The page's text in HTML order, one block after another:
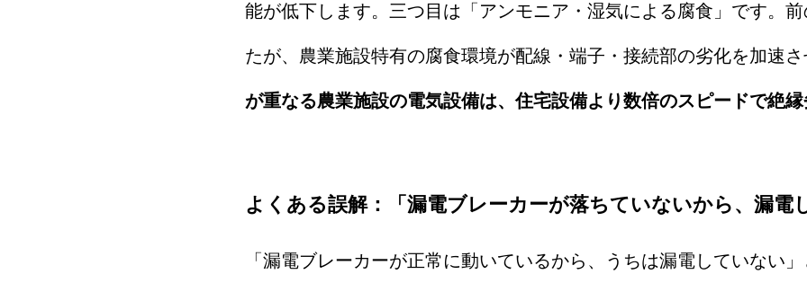
能が低下します。三つ目は「アンモニア・湿気による腐食」です。
たが、農業施設特有の腐食環境が配線・端子・接続部の劣化を加速
が重なる農業施設の電気設備は、住宅設備より数倍のスピードで絶
よくある誤解：「漏電ブレーカーが落ちていないから、漏電
「漏電ブレーカーが正常に動いているから、うちは漏電していない